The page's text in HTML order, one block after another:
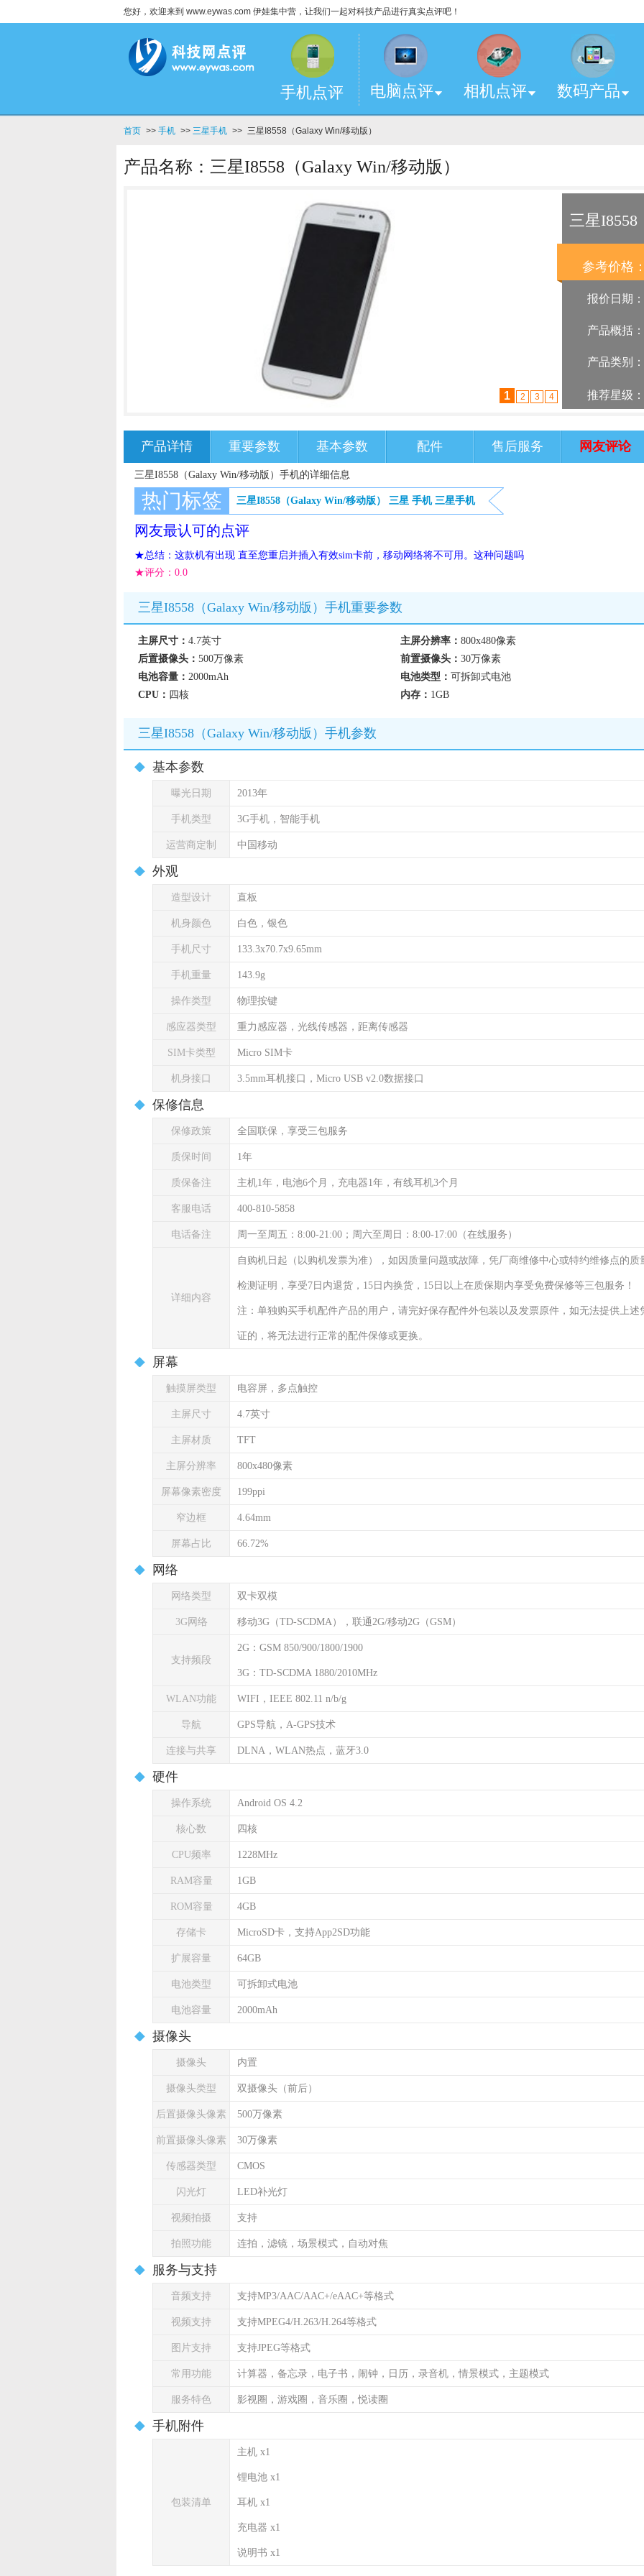
您好，欢迎来到 www.eywas.com 伊娃集中营，让我们一起对科技产品进行真实点评吧！
手机点评 电脑点评 相机点评 数码产品
首页 >> 手机 >> 三星手机 >> 三星I8558（Galaxy Win/移动版）
产品名称：三星I8558（Galaxy Win/移动版）
1 2 3 4
三星I8558
参考价格
报价日期：
产品概括：
产品类别：
推荐星级：
产品详情 重要参数 基本参数 配件 售后服务 网友评论
三星I8558（Galaxy Win/移动版）手机的详细信息
热门标签 三星I8558（Galaxy Win/移动版） 三星 手机 三星手机
网友最认可的点评
★总结：这款机有出现 直至您重启并插入有效sim卡前，移动网络将不可用。这种问题吗
★评分： 0.0
三星I8558（Galaxy Win/移动版）手机重要参数
主屏尺寸： 4.7英寸 主屏分辨率： 800x480像素
后置摄像头： 500万像素 前置摄像头： 30万像素
电池容量： 2000mAh 电池类型： 可拆卸式电池
CPU： 四核 内存： 1GB
三星I8558（Galaxy Win/移动版）手机参数
基本参数
曝光日期 2013年
手机类型 3G手机，智能手机
运营商定制 中国移动
外观
造型设计 直板
机身颜色 白色，银色
手机尺寸 133.3x70.7x9.65mm
手机重量 143.9g
操作类型 物理按键
感应器类型 重力感应器，光线传感器，距离传感器
SIM卡类型 Micro SIM卡
机身接口 3.5mm耳机接口，Micro USB v2.0数据接口
保修信息
保修政策 全国联保，享受三包服务
质保时间 1年
质保备注 主机1年，电池6个月，充电器1年，有线耳机3个月
客服电话 400-810-5858
电话备注 周一至周五：8:00-21:00；周六至周日：8:00-17:00（在线服务）
详细内容
自购机日起（以购机发票为准），如因质量问题或故障，凭厂商维修中心或特约维修点的质
检测证明，享受7日内退货，15日内换货，15日以上在质保期内享受免费保修等三包服务！
注：单独购买手机配件产品的用户，请完好保存配件外包装以及发票原件，如无法提供上述
证的，将无法进行正常的配件保修或更换。
屏幕
触摸屏类型 电容屏，多点触控
主屏尺寸 4.7英寸
主屏材质 TFT
主屏分辨率 800x480像素
屏幕像素密度 199ppi
窄边框 4.64mm
屏幕占比 66.72%
网络
网络类型 双卡双模
3G网络 移动3G（TD-SCDMA），联通2G/移动2G（GSM）
支持频段
2G：GSM 850/900/1800/1900
3G：TD-SCDMA 1880/2010MHz
WLAN功能 WIFI，IEEE 802.11 n/b/g
导航 GPS导航，A-GPS技术
连接与共享 DLNA，WLAN热点，蓝牙3.0
硬件
操作系统 Android OS 4.2
核心数 四核
CPU频率 1228MHz
RAM容量 1GB
ROM容量 4GB
存储卡 MicroSD卡，支持App2SD功能
扩展容量 64GB
电池类型 可拆卸式电池
电池容量 2000mAh
摄像头
摄像头 内置
摄像头类型 双摄像头（前后）
后置摄像头像素 500万像素
前置摄像头像素 30万像素
传感器类型 CMOS
闪光灯 LED补光灯
视频拍摄 支持
拍照功能 连拍，滤镜，场景模式，自动对焦
服务与支持
音频支持 支持MP3/AAC/AAC+/eAAC+等格式
视频支持 支持MPEG4/H.263/H.264等格式
图片支持 支持JPEG等格式
常用功能 计算器，备忘录，电子书，闹钟，日历，录音机，情景模式，主题模式
服务特色 影视圈，游戏圈，音乐圈，悦读圈
手机附件
包装清单
主机 x1
锂电池 x1
耳机 x1
充电器 x1
说明书 x1